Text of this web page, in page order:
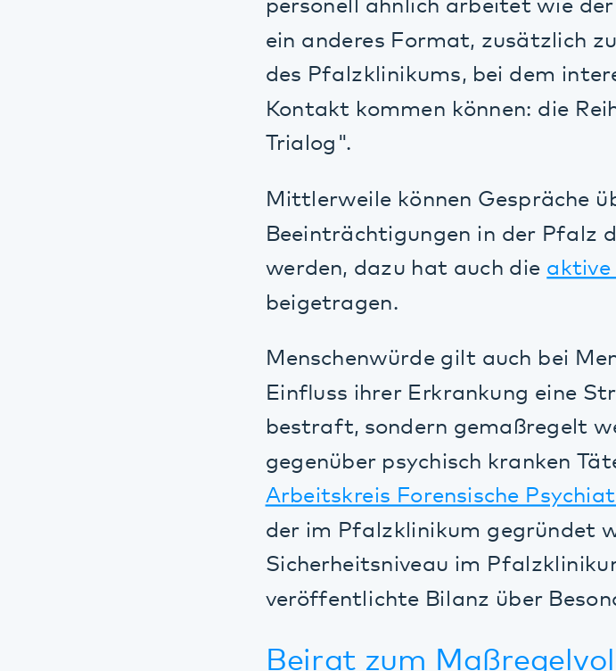
Mittlerweile können Gespräche über
Beeinträchtigungen in der Pfalz
werden, dazu hat auch dieaktive
beigetragen.
Menschenwürde gilt auch bei
bestraft, sondern gemaßregelt
gegenüber psychisch kranken Tätern
Arbeitskreis Forensische Psychiatrie
der im Pfalzklinikum gegründet wurde.
veröffentlichte Bilanz über Besondere
Beirat zum Maßregelvollzug
Seit Juli 2016 gibt es am
hat sich auf Grundlage des rheinland-
Maßregelvollzugsgesetzes gebildet.
begleitet und unterstützt die
Nachbarn, Nachbargemeinden,